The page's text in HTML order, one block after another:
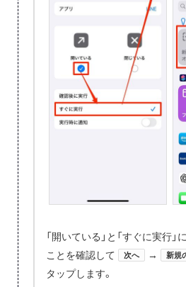
「開いている」と「すぐに実行
ことを確認して
次へ → 新規
タップします。